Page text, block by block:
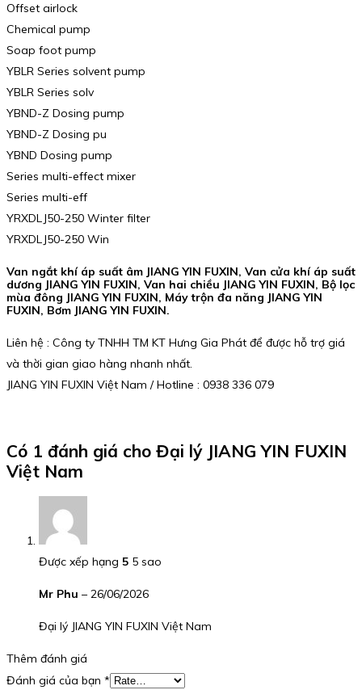
Offset airlock
Chemical pump
Soap foot pump
YBLR Series solvent pump
YBLR Series solv
YBND-Z Dosing pump
YBND-Z Dosing pu
YBND Dosing pump
Series multi-effect mixer
Series multi-eff
YRXDLJ50-250 Winter filter
YRXDLJ50-250 Win
Van ngắt khí áp suất âm JIANG YIN FUXIN, Van cửa khí áp suất
dương JIANG YIN FUXIN, Van hai chiều JIANG YIN FUXIN, Bộ lọc
mùa đông JIANG YIN FUXIN, Máy trộn đa năng JIANG YIN
FUXIN, Bơm JIANG YIN FUXIN.
Liên hệ : Công ty TNHH TM KT Hưng Gia Phát để được hỗ trợ giá
và thời gian giao hàng nhanh nhất.
JIANG YIN FUXIN Việt Nam / Hotline : 0938 336 079
Có 1 đánh giá cho Đại lý JIANG YIN FUXIN
Việt Nam
Được xếp hạng 5 5 sao
Mr Phu – 26/06/2026
Đại lý JIANG YIN FUXIN Việt Nam
Thêm đánh giá
Đánh giá của bạn *